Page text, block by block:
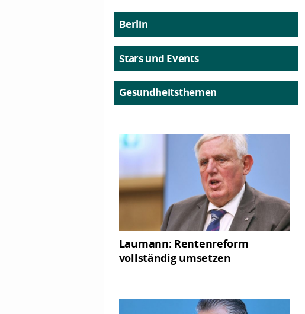
Berlin
Stars und Events
Gesundheitsthemen
Laumann: Rentenreform
vollständig umsetzen